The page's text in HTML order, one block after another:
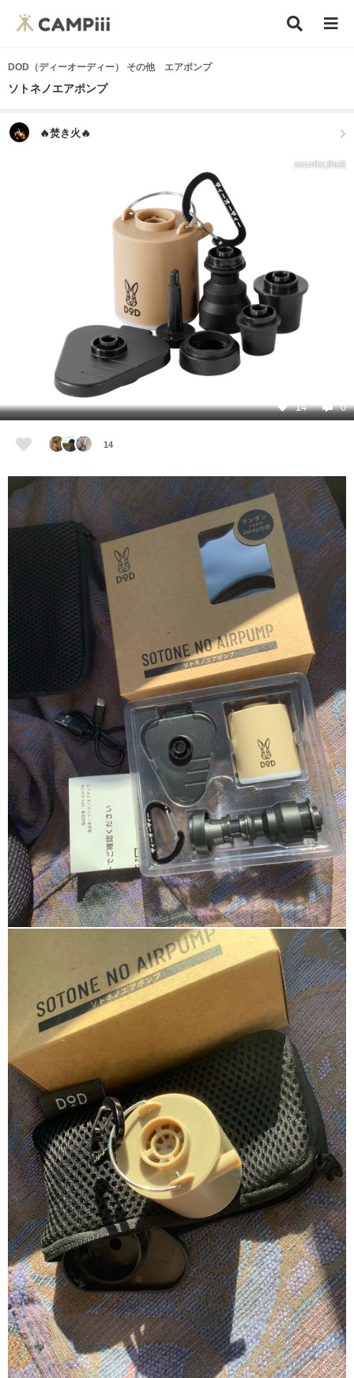
DOD（ディーオーディー） その他 エアポンプ
ソトネノエアポンプ
🔥焚き火🔥
2024年2月9日
14 0
14